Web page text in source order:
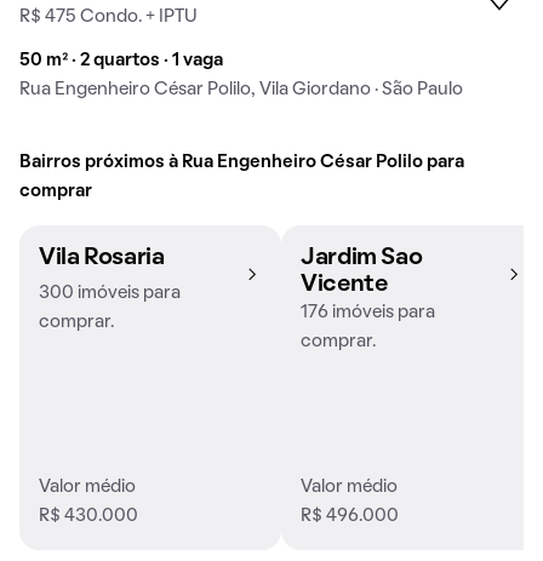
R$ 475 Condo. + IPTU
50 m² · 2 quartos · 1 vaga
Rua Engenheiro César Polilo, Vila Giordano · São Paulo
Bairros próximos à Rua Engenheiro César Polilo para
comprar
Vila Rosaria
300 imóveis para
comprar.
Valor médio
R$ 430.000
Jardim Sao
Vicente
176 imóveis para
comprar.
Valor médio
R$ 496.000